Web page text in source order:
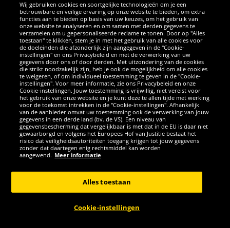
SOCIALE MEDIA
FacebookInstagram
WhatsApp
TikTokTwitterYouTube
APPS
GER - Alle rechten voorbehouden
*Alle prijzen incl. wettelijke btw excl. verzendingskosten en eventueel
kosten voor levering ter plaatse, tenzij anderszins beschreven. 1Huidige
of eerdere aanbevolen verkoopprijs van de fabrikant inclusief btw
Wij gebruiken cookies en soortgelijke technologieën om je een
betrouwbare en veilige ervaring op onze website te bieden, om extra
functies aan te bieden op basis van uw keuzes, om het gebruik van
onze website te analyseren en om samen met derden gegevens te
verzamelen om u gepersonaliseerde reclame te tonen. Door op "Alles
toestaan" te klikken, stem je in met het gebruik van alle cookies voor
de doeleinden die afzonderlijk zijn aangegeven in de "Cookie-
instellingen" en ons Privacybeleid en met de verwerking van uw
gegevens door ons of door derden. Met uitzondering van de cookies
die strikt noodzakelijk zijn, heb je ook de mogelijkheid om alle cookies
te weigeren, of om individueel toestemming te geven in de "Cookie-
instellingen". Voor meer informatie, zie ons Privacybeleid en onze
Cookie-instellingen. Jouw toestemming is vrijwillig, niet vereist voor
het gebruik van onze website en je kunt deze te allen tijde met werking
voor de toekomst intrekken in de "Cookie-instellingen". Afhankelijk
van de aanbieder omvat uw toestemming ook de verwerking van jouw
gegevens in een derde land (bv. de VS). Een niveau van
gegevensbescherming dat vergelijkbaar is met dat in de EU is daar niet
gewaarborgd en volgens het Europees Hof van Justitie bestaat het
risico dat veiligheidsautoriteiten toegang krijgen tot jouw gegevens
zonder dat daartegen enig rechtsmiddel kan worden
aangewend. Meer informatie
Cookie-instellingen
Alles toestaan